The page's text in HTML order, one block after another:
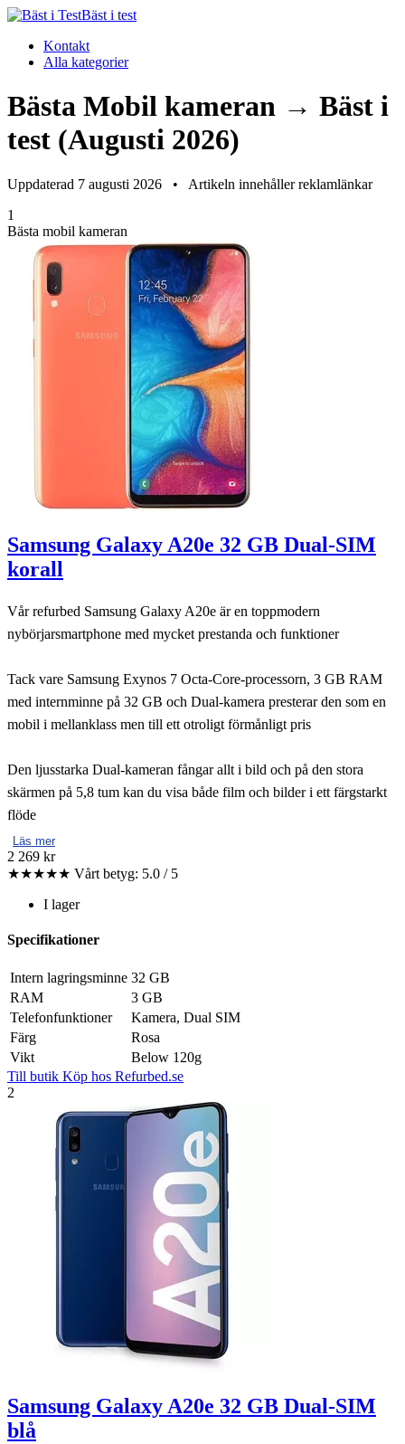
Bäst i test
Kontakt
Alla kategorier
Bästa Mobil kameran → Bäst i
test (Augusti 2026)
Uppdaterad 7 augusti 2026 •
Artikeln innehåller reklamlänkar
1
Bästa mobil kameran
Samsung Galaxy A20e 32 GB Dual-SIM
korall
Vår refurbed Samsung Galaxy A20e är en toppmodern
nybörjarsmartphone med mycket prestanda och funktioner
Tack vare Samsung Exynos 7 Octa-Core-processorn, 3 GB RAM
med internminne på 32 GB och Dual-kamera presterar den som en
mobil i mellanklass men till ett otroligt förmånligt pris
Den ljusstarka Dual-kameran fångar allt i bild och på den stora
skärmen på 5,8 tum kan du visa både film och bilder i ett färgstarkt
flöde
Läs mer
2 269 kr
★★★★★ Vårt betyg: 5.0 / 5
I lager
Specifikationer
Intern lagringsminne 32 GB
RAM
3 GB
Telefonfunktioner
Kamera, Dual SIM
Färg
Rosa
Vikt
Below 120g
Till butik Köp hos Refurbed.se
2
Samsung Galaxy A20e 32 GB Dual-SIM
blå